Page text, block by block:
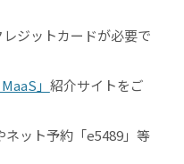
ジットカードが必要で
」 紹介サイトをご
ット予約「e5489」等